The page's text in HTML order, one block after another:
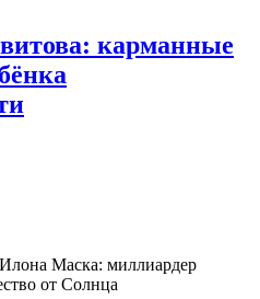
карманные
Маска: миллиардер
от Солнца